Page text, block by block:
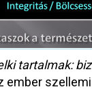
tartalmak:
ember